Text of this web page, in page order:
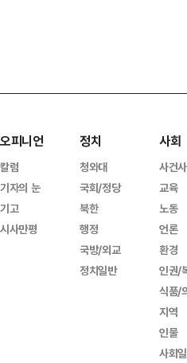
오피니언
칼럼
기자의 눈
기고
시사만평
정치
청와대
국회/정당
북한
행정
국방/외교
정치일반
사회
사건
교육
노동
언론
환경
인권/
식품/
지역
인물
사회